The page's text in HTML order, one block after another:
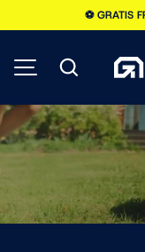
⚽️ GRATIS